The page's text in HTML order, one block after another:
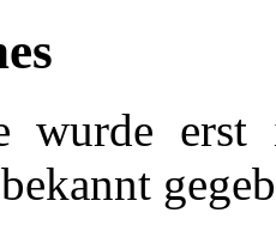
wurde
bekannt
13. Dezember 2013 um 09:51
.